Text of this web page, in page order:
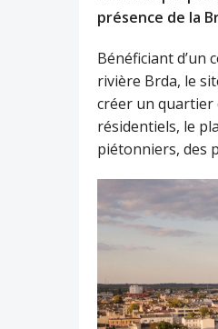
présence de la
Bénéficiant d’un
rivière Brda, le
créer un quartier
résidentiels, le
piétonniers, des